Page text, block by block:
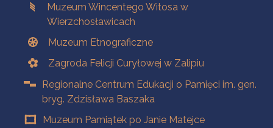
Muzeum Wincentego Witosa w
Wierzchosławicach
Muzeum Etnograficzne
Zagroda Felicji Curyłowej w Zalipiu
Regionalne Centrum Edukacji o Pamięci im. gen.
bryg. Zdzisława Baszaka
Muzeum Pamiątek po Janie Matejce